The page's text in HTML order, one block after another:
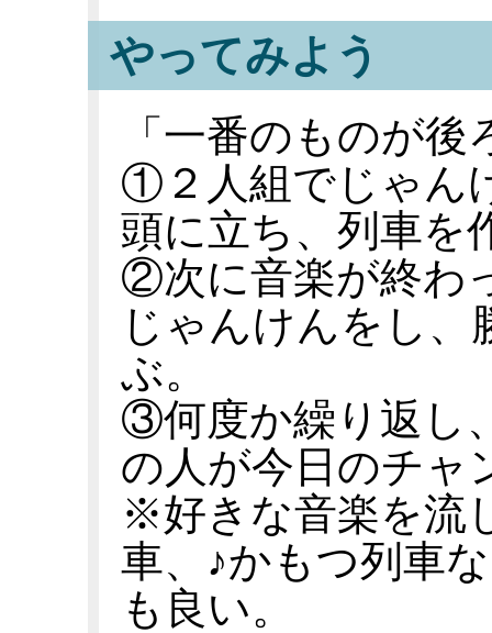
やってみよう
「一番のものが
①２人組でじゃん
頭に立ち、列車を
②次に音楽が終わ
じゃんけんをし、
ぶ。
③何度か繰り返し
の人が今日のチャ
※好きな音楽を流
車、♪かもつ列車
も良い。